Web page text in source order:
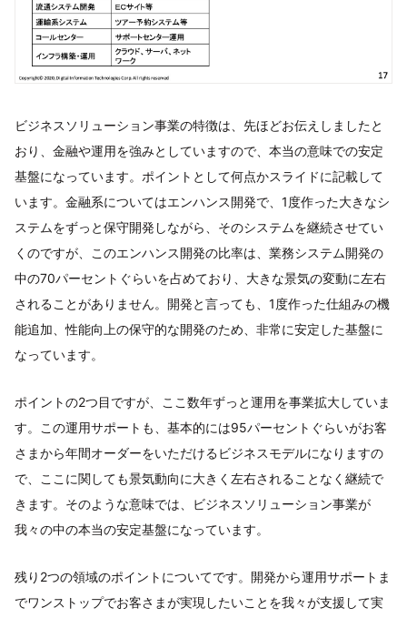
ビジネスソリューション事業の特徴は、先ほどお伝えしましたと
おり、金融や運用を強みとしていますので、本当の意味での安定
基盤になっています。ポイントとして何点かスライドに記載して
います。金融系についてはエンハンス開発で、1度作った大きなシ
ステムをずっと保守開発しながら、そのシステムを継続させてい
くのですが、このエンハンス開発の比率は、業務システム開発の
中の70パーセントぐらいを占めており、大きな景気の変動に左右
されることがありません。開発と言っても、1度作った仕組みの機
能追加、性能向上の保守的な開発のため、非常に安定した基盤に
なっています。
ポイントの2つ目ですが、ここ数年ずっと運用を事業拡大していま
す。この運用サポートも、基本的には95パーセントぐらいがお客
さまから年間オーダーをいただけるビジネスモデルになりますの
で、ここに関しても景気動向に大きく左右されることなく継続で
きます。そのような意味では、ビジネスソリューション事業が
我々の中の本当の安定基盤になっています。
残り2つの領域のポイントについてです。開発から運用サポートま
でワンストップでお客さまが実現したいことを我々が支援して実